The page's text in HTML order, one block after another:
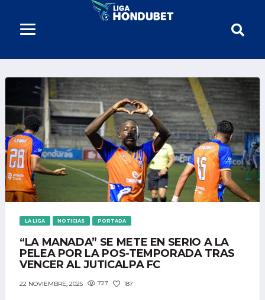
LA LIGA NOTICIAS PORTADA
“LA MANADA” SE METE EN SERIO A LA
PELEA POR LA POS-TEMPORADA TRAS
VENCER AL JUTICALPA FC
22 NOVIEMBRE, 2025 727 187